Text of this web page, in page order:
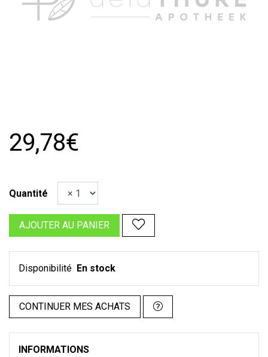
29,78€
Quantité
AJOUTER AU PANIER
Disponibilité En stock
CONTINUER MES ACHATS
INFORMATIONS